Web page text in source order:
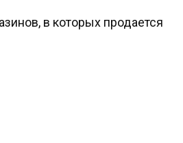
в которых продается